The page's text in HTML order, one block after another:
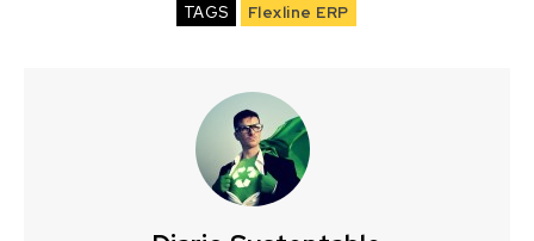
TAGS Flexline ERP